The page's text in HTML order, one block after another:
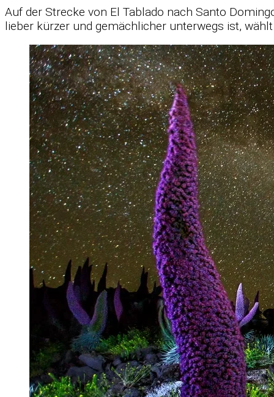
Auf der Stre­cke von El Tab­lado nach Santo
lie­ber kür­zer und ge­mäch­li­cher un­ter­wegs ist,